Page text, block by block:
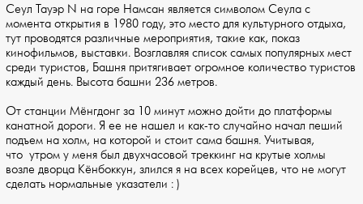
Сеул Тауэр N на горе Намсан является символом Сеула с
момента открытия в 1980 году, это место для культурного отдыха,
тут проводятся различные мероприятия, такие как, показ
кинофильмов, выставки. Возглавляя список самых популярных мест
среди туристов, Башня притягивает огромное количество туристов
каждый день. Высота башни 236 метров.
От станции Мёнгдонг за 10 минут можно дойти до платформы
канатной дороги. Я ее не нашел и как-то случайно начал пеший
подъем на холм, на которой и стоит сама башня. Учитывая,
что утром у меня был двухчасовой треккинг на крутые холмы
возле дворца Кёнбоккун, злился я на всех корейцев, что не могут
сделать нормальные указатели : )